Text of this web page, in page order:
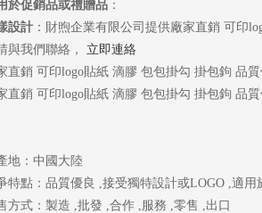
於促銷品或禮贈品 ：
設計 ：財煦企業有限公司提供廠家直銷 可印
與我們聯絡， 立即連絡
直銷 可印logo貼紙 滴膠 包包掛勾 掛包鉤 品
直銷 可印logo貼紙 滴膠 包包掛勾 掛包鉤 品
地：中國大陸
特點：品質優良 ,接受獨特設計或LOGO ,適
方式：製造 ,批發 ,合作 ,服務 ,零售 ,出口